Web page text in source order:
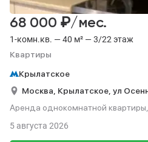
1-комн.кв. — 40 м² — 3/22 этаж
Квартиры
68 000 ₽/мес.
Крылатское
Москва, Крылатское, ул
Аренда однокомнатной
5 августа 2026